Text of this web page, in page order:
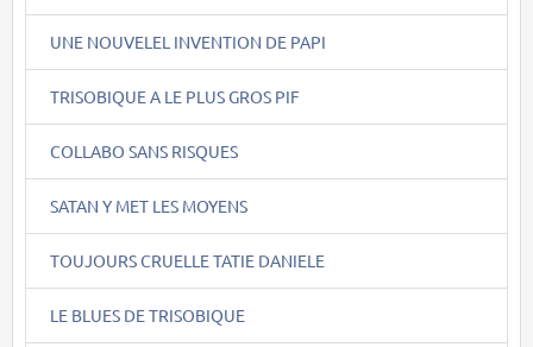
UNE NOUVELEL INVENTION DE PAPI
TRISOBIQUE A LE PLUS GROS PIF
COLLABO SANS RISQUES
SATAN Y MET LES MOYENS
TOUJOURS CRUELLE TATIE DANIELE
LE BLUES DE TRISOBIQUE